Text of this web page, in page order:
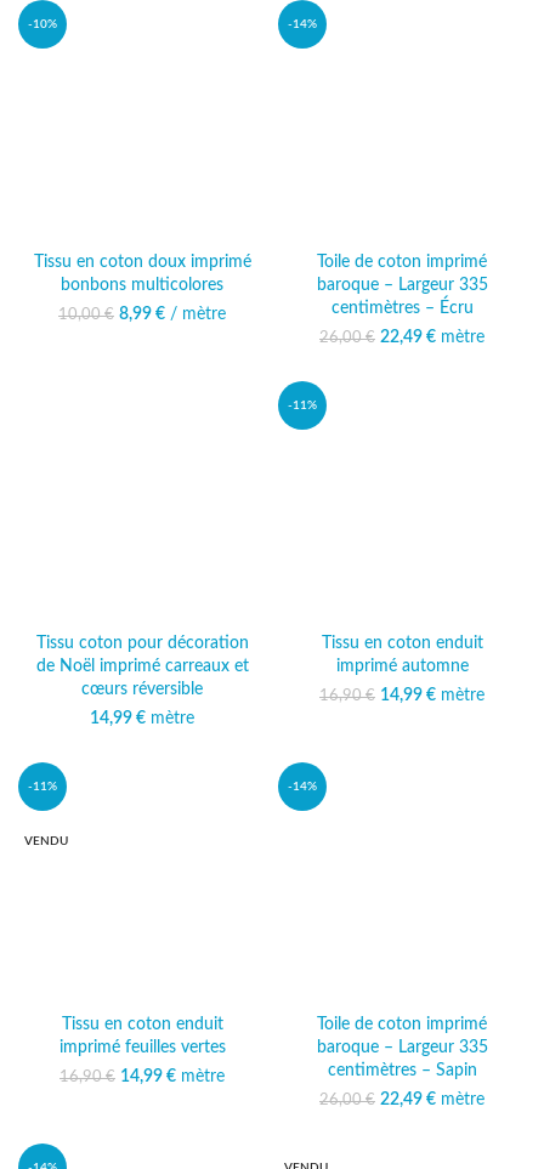
-10%
Tissu en coton doux imprimé
bonbons multicolores
10,00€ Le prix initial était :
8,99 € Le prix actuel
/ mètre
-14%
Toile de coton imprimé
baroque – Largeur 335
centimètres – Écru
26,00€ Le prix initial était :
22,49 €
Le prix
mètre
Tissu coton pour décoration
de Noël imprimé carreaux et
cœurs réversible
14,99 € mètre
-11%
Tissu en coton enduit
imprimé automne
16,90€ Le prix initial était :
14,99 €
Le prix
mètre
-11%
VENDU
Tissu en coton enduit
imprimé feuilles vertes
16,90€ Le prix initial était :
14,99 €
Le prix
mètre
-14%
Toile de coton imprimé
baroque – Largeur 335
centimètres – Sapin
26,00€ Le prix initial était :
22,49 €
Le prix
mètre